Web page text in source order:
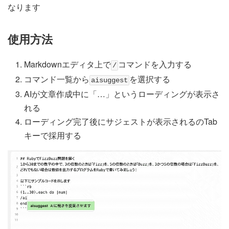
なります
使用方法
Markdownエディタ上で / コマンドを入力する
コマンド一覧から aisuggest を選択する
AIが文章作成中に「…」というローディングが表示さ
れる
ローディング完了後にサジェストが表示されるのTab
キーで採用する